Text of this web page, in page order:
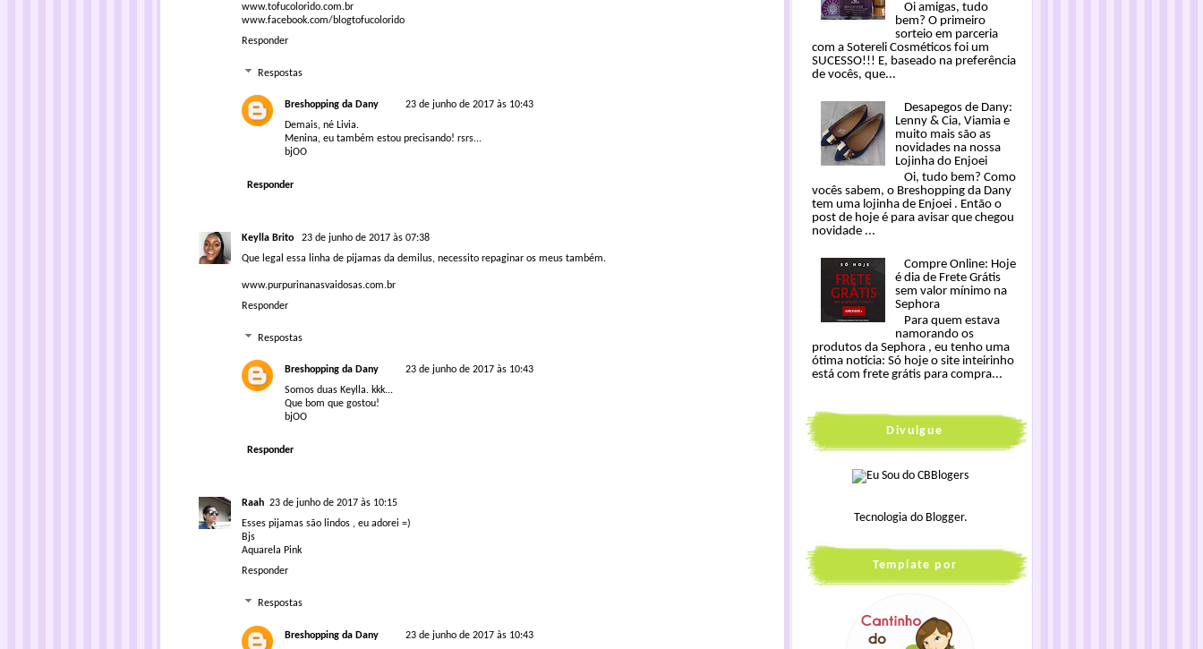
www.tofucolorido.com.br
www.facebook.com/blogtofucolorido
Responder
Respostas
Breshopping da Dany
23 de junho de 2017 às 10:43
Demais, né Livia.
Menina, eu também estou precisando! rsrs...
bjOO
Responder
Keylla Brito
23 de junho de 2017 às 07:38
Que legal essa linha de pijamas da demilus, necessito repaginar os meus também.
www.purpurinanasvaidosas.com.br
Responder
Respostas
Breshopping da Dany
23 de junho de 2017 às 10:43
Somos duas Keylla. kkk...
Que bom que gostou!
bjOO
Responder
Raah 23 de junho de 2017 às 10:15
Esses pijamas são lindos , eu adorei =)
Bjs
Aquarela Pink
Responder
Respostas
Breshopping da Dany
23 de junho de 2017 às 10:43
Oi amigas, tudo
bem? O primeiro
sorteio em parceria
com a Sotereli Cosméticos foi um
SUCESSO!!! E, baseado na preferência
de vocês, que...
Desapegos de Dany:
Lenny & Cia, Viamia e
muito mais são as
novidades na nossa
Lojinha do Enjoei
Oi, tudo bem? Como
vocês sabem, o Breshopping da Dany
tem uma lojinha de Enjoei . Então o
post de hoje é para avisar que chegou
novidade ...
Compre Online: Hoje
é dia de Frete Grátis
sem valor mínimo na
Sephora
Para quem estava
namorando os
produtos da Sephora , eu tenho uma
ótima notícia: Só hoje o site inteirinho
está com frete grátis para compra...
Divulgue
Tecnologia do Blogger.
Template por